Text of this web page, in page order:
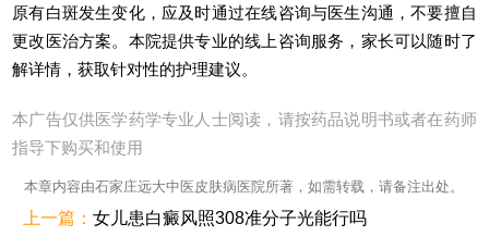
原有白斑发生变化，应及时通过在线咨询与医生沟通，不要擅自
更改医治方案。本院提供专业的线上咨询服务，家长可以随时了
解详情，获取针对性的护理建议。
本广告仅供医学药学专业人士阅读，请按药品说明书或者在药师
指导下购买和使用
本章内容由石家庄远大中医皮肤病医院所著，如需转载，请备注出处。
上一篇：女儿患白癜风照308准分子光能行吗